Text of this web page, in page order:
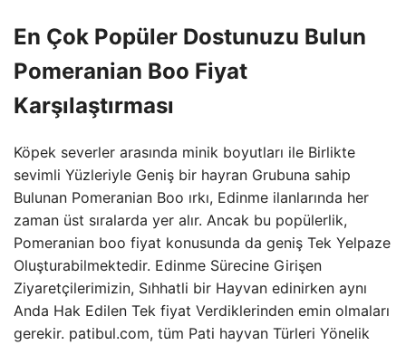
En Çok Popüler Dostunuzu Bulun
Pomeranian Boo Fiyat
Karşılaştırması
Köpek severler arasında minik boyutları ile Birlikte
sevimli Yüzleriyle Geniş bir hayran Grubuna sahip
Bulunan Pomeranian Boo ırkı, Edinme ilanlarında her
zaman üst sıralarda yer alır. Ancak bu popülerlik,
Pomeranian boo fiyat konusunda da geniş Tek Yelpaze
Oluşturabilmektedir. Edinme Sürecine Girişen
Ziyaretçilerimizin, Sıhhatli bir Hayvan edinirken aynı
Anda Hak Edilen Tek fiyat Verdiklerinden emin olmaları
gerekir. patibul.com, tüm Pati hayvan Türleri Yönelik